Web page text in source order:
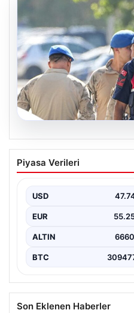
07.08.2026
Menderes Belediye
ve Diğer Şüpheliler
İzmir Cumhuriyet
gerçekleşen usulsüzlük
Piyasa Verileri
USD
EUR
ALTIN
BTC
Son Eklenen Haberler